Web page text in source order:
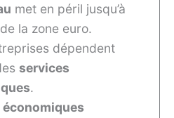
met en péril jusqu’à
la zone euro.
dépendent
services
.